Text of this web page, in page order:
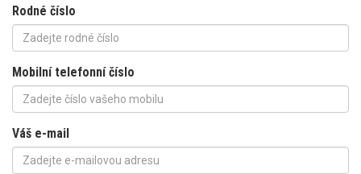
Rodné číslo
Mobilní telefonní číslo
Váš e-mail